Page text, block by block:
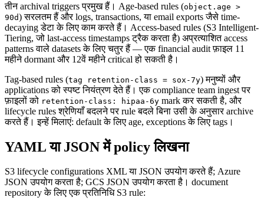
तीन archival triggers प्रमुख हैं। Age-based rules (object.age >
90d) सरलतम हैं और logs, transactions, या email exports जैसे time-
decaying डेटा के लिए काम करते हैं। Access-based rules (S3 Intelligent-
Tiering, जो last-access timestamps ट्रैक करता है) अप्रत्याशित access
patterns वाले datasets के लिए चतुर हैं — एक financial audit फ़ाइल 11
महीने dormant और 12वें महीने critical हो सकती है।
Tag-based rules (tag retention-class = sox-7y) मनुष्यों और
applications को स्पष्ट नियंत्रण देते हैं। एक compliance team ingest पर
फ़ाइलों को retention-class: hipaa-6y mark कर सकती है, और
lifecycle rules श्रेणियाँ बदलने पर rule बदले बिना उसी के अनुसार archive
करते हैं। इन्हें मिलाएं: default के लिए age, exceptions के लिए tags।
YAML या JSON में policy लिखना
S3 lifecycle configurations XML या JSON उपयोग करते हैं; Azure
JSON उपयोग करता है; GCS JSON उपयोग करता है। document
repository के लिए एक प्रतिनिधि S3 rule: